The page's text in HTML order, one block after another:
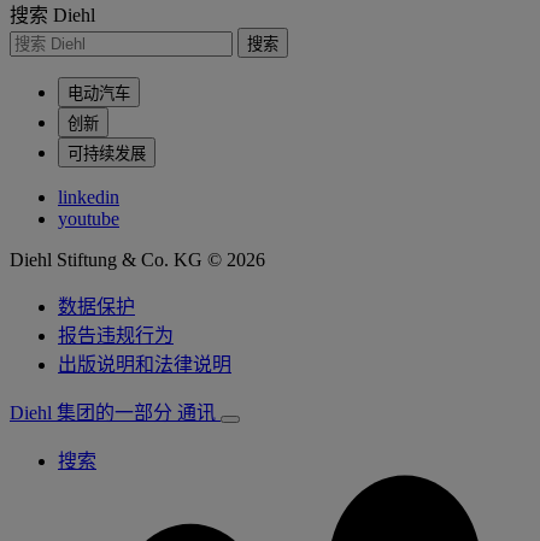
搜索 Diehl
搜索
电动汽车
创新
可持续发展
linkedin
youtube
Diehl Stiftung & Co. KG © 2026
数据保护
报告违规行为
出版说明和法律说明
Diehl 集团的一部分 通讯
搜索